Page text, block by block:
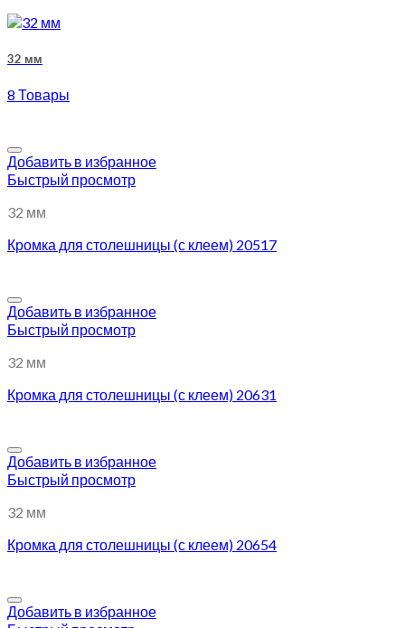
32 мм
8 Товары
Добавить в избранное
Быстрый просмотр
32 мм
Кромка для столешницы (с клеем) 20517
Добавить в избранное
Быстрый просмотр
32 мм
Кромка для столешницы (с клеем) 20631
Добавить в избранное
Быстрый просмотр
32 мм
Кромка для столешницы (с клеем) 20654
Добавить в избранное